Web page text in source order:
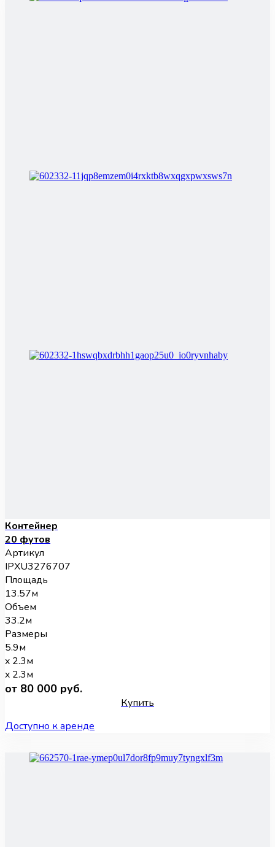
Контейнер
20 футов
Артикул
IPXU3276707
Площадь
13.57м
Объем
33.2м
Размеры
5.9м
x 2.3м
x 2.3м
от 80 000 руб.
Купить
Доступно к аренде